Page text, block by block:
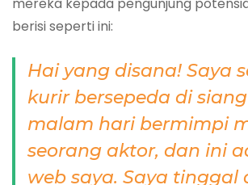
berisi seperti ini:
Hai yang disana! Saya
kurir bersepeda di
malam hari bermimpi
seorang aktor, dan ini
web saya. Saya tinggal